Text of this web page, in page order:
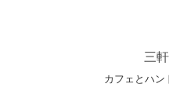
三
カフェとハン